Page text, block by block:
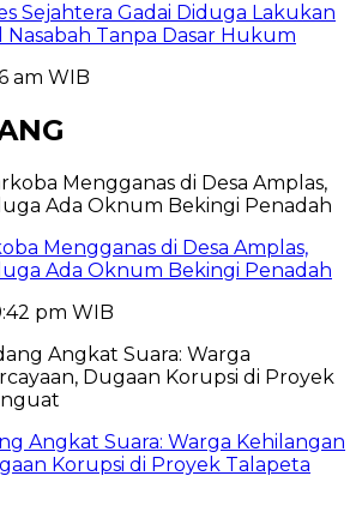
Sejahtera Gadai Diduga Lakukan
Tanpa Dasar Hukum
am WIB
Mengganas di Desa Amplas,
Ada Oknum Bekingi Penadah
pm WIB
Angkat Suara: Warga Kehilangan
Korupsi di Proyek Talapeta